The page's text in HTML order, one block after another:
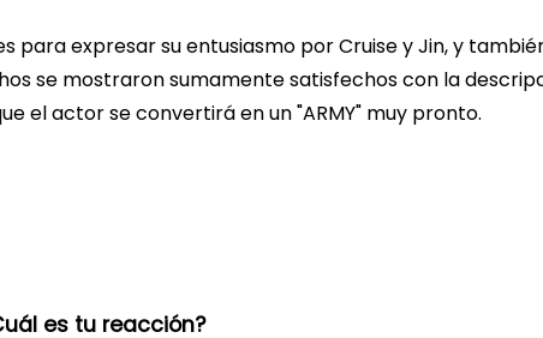
para expresar su entusiasmo por Cruise y Jin, y
se mostraron sumamente satisfechos con la
el actor se convertirá en un "ARMY" muy pronto.